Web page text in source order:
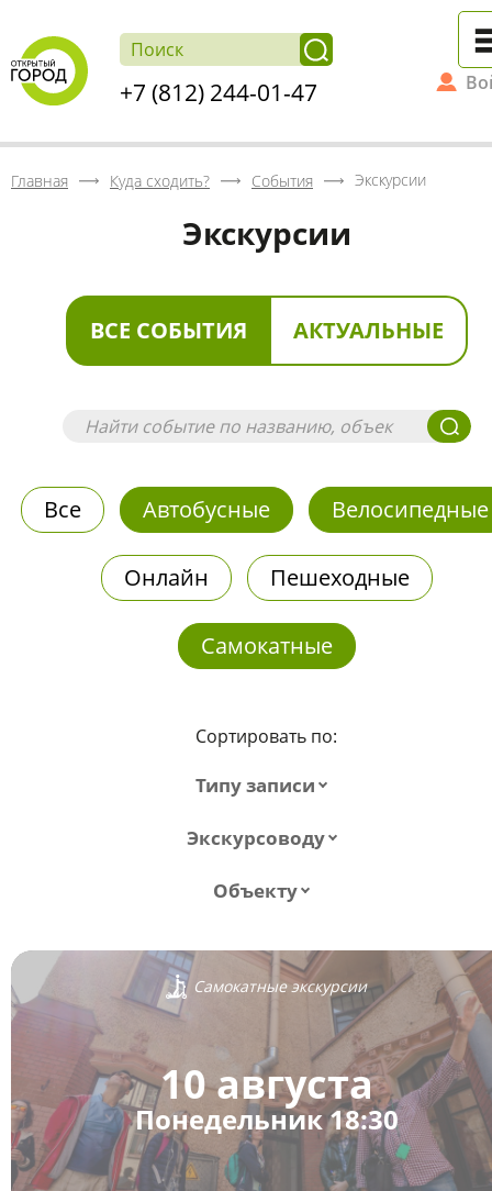
+7 (812) 244-01-47
Главная Куда сходить? События Экскурсии
Экскурсии
ВСЕ СОБЫТИЯ АКТУАЛЬНЫЕ
Все Автобусные Велосипедные
Онлайн Пешеходные
Самокатные
Сортировать по:
Типу записи
Экскурсоводу
Объекту
Самокатные экскурсии
10 августа
Понедельник 18:30